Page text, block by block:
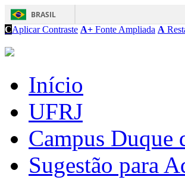
BRASIL
CAplicar Contraste A+ Fonte Ampliada A
Início
UFRJ
Campus Duque
Sugestão para